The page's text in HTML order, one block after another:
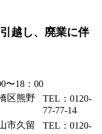
越し、廃業に伴
〜18：00
区熊野
TEL：0120-
77-77-14
市久留
TEL：0120-